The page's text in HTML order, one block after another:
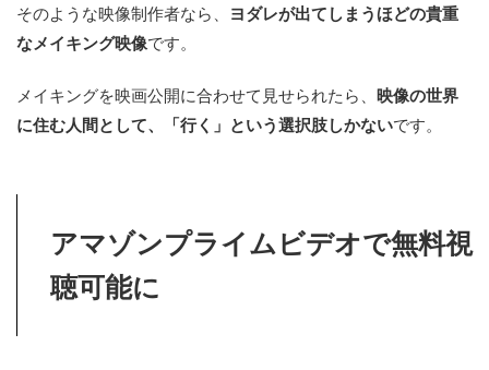
そのような映像制作者なら、
ヨダレが出てしまうほどの貴重
なメイキング映像です。
メイキングを映画公開に合わせて見せられたら、 映像の世界
に住む人間として、「行く」という選択肢しかないです。
アマゾンプライムビデオで無料視
聴可能に